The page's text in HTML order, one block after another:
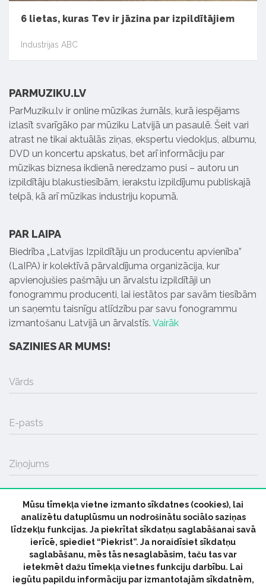
6 lietas, kuras Tev ir jāzina par izpildītājiem
Industrijas ABC
PARMUZIKU.LV
ParMuziku.lv ir online mūzikas žurnāls, kurā iespējams
izlasīt svarīgāko par mūziku Latvijā un pasaulē. Šeit vari
atrast ne tikai aktuālās ziņas, ekspertu viedokļus, albumu,
DVD un koncertu apskatus, bet arī informāciju par
mūzikas biznesa ikdienā neredzamo pusi – autoru un
izpildītāju blakustiesībām, ierakstu izpildījumu publiskajā
telpā, kā arī mūzikas industriju kopumā.
PAR LAIPA
Biedrība „Latvijas Izpildītāju un producentu apvienība”
(LaIPA) ir kolektīvā pārvaldījuma organizācija, kur
apvienojušies pašmāju un ārvalstu izpildītāji un
fonogrammu producenti, lai iestātos par savām tiesībām
un saņemtu taisnīgu atlīdzību par savu fonogrammu
izmantošanu Latvijā un ārvalstīs. Vairāk
SAZINIES AR MUMS!
Vārds
E-pasts
Ziņojums
SŪTĪT
Mūsu tīmekļa vietne izmanto sīkdatnes (cookies), lai
analizētu datuplūsmu un nodrošinātu sociālo saziņas
līdzekļu funkcijas. Ja piekrītat sīkdatņu saglabāšanai savā
ierīcē, spiediet “Piekrist”. Ja noraidīsiet sīkdatņu
saglabāšanu, mēs tās nesaglabāsim, taču tas var
ietekmēt dažu tīmekļa vietnes funkciju darbību. Lai
iegūtu papildu informāciju par izmantotajām sīkdatnēm,